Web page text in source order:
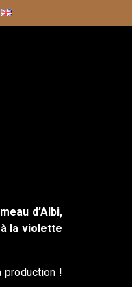
d’Albi,
la violette
production !